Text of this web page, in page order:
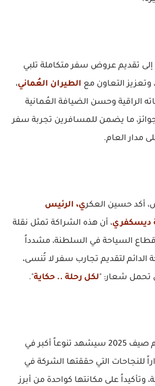
إلى تقديم عروض سفر متكاملة تلبي
وتعزيز التعاون مع الطيران العُماني،
الراقية وحسن الضيافة العُمانية
جوائز، ما يضمن للمسافرين تجربة سفر
مدار العام.
أكد حسين العكري، الرئيس
ديسكفري، أن هذه الشراكة تمثل نقلة
السياحة في السلطنة، مشدداً
لتقديم تجارب سفر لا تُنسى،
تحمل شعار: "لكل رحلة .. حكاية"
.
وأضاف أن موسم صيف 2025 سيشهد تنوعاً أكبر في
للنجاحات التي حققتها الشركة في
وتأكيداً على مكانتها كواحدة من أبرز